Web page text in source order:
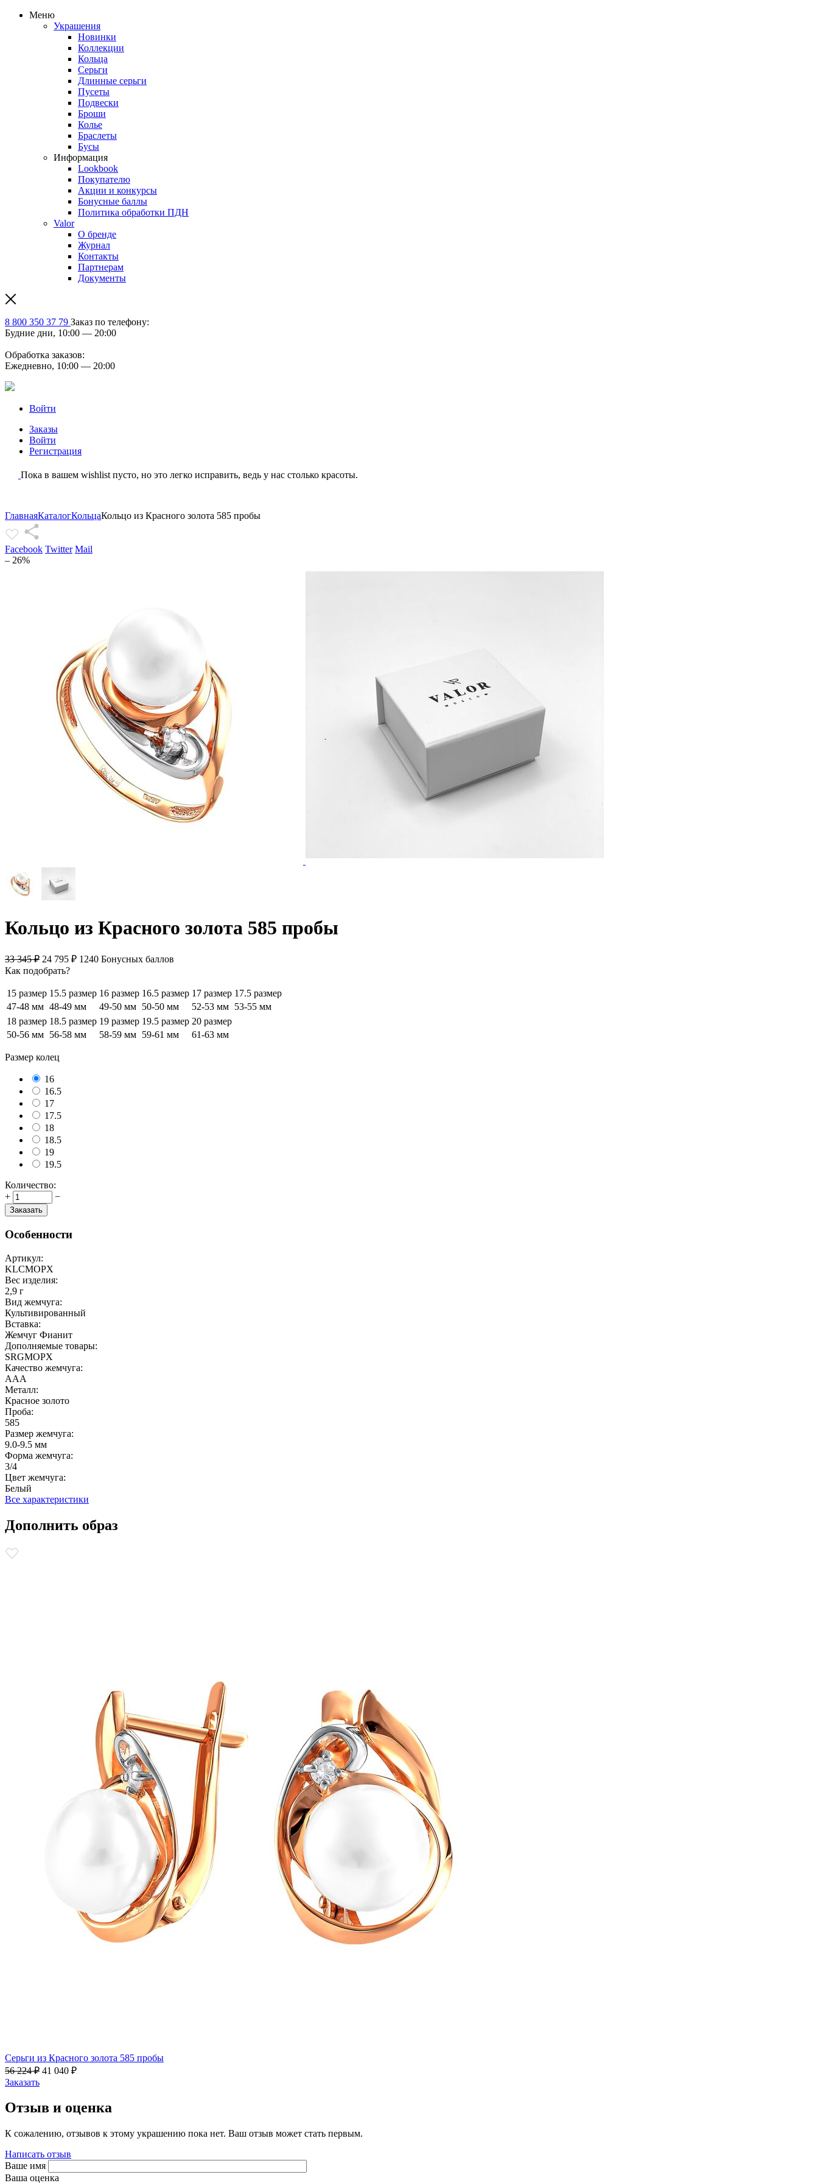
Меню
Украшения
Новинки
Коллекции
Кольца
Серьги
Длинные серьги
Пусеты
Подвески
Броши
Колье
Браслеты
Бусы
Информация
Lookbook
Покупателю
Акции и конкурсы
Бонусные баллы
Политика обработки ПДН
Valor
О бренде
Журнал
Контакты
Партнерам
Документы
8 800 350 37 79 Заказ по телефону:
Будние дни, 10:00 — 20:00
Обработка заказов:
Ежедневно, 10:00 — 20:00
Войти
Заказы
Войти
Регистрация
Пока в вашем wishlist пусто, но это легко исправить, ведь у нас столько красоты.
ГлавнаяКаталогКольцаКольцо из Красного золота 585 пробы
Facebook Twitter Mail
– 26%
Кольцо из Красного золота 585 пробы
33 345 ₽ 24 795 ₽ 1240 Бонусных баллов
Как подобрать?
15 размер 15.5 размер 16 размер 16.5 размер 17 размер 17.5 размер
47-48 мм 48-49 мм 49-50 мм 50-50 мм 52-53 мм 53-55 мм
18 размер 18.5 размер 19 размер 19.5 размер 20 размер
50-56 мм 56-58 мм 58-59 мм 59-61 мм 61-63 мм
Размер колец
16
16.5
17
17.5
18
18.5
19
19.5
Количество:
+
−
Заказать
Особенности
Артикул:
KLCMOPX
Вес изделия:
2,9 г
Вид жемчуга:
Культивированный
Вставка:
Жемчуг Фианит
Дополняемые товары:
SRGMOPX
Качество жемчуга:
ААА
Металл:
Красное золото
Проба:
585
Размер жемчуга:
9.0-9.5 мм
Форма жемчуга:
3/4
Цвет жемчуга:
Белый
Все характеристики
Дополнить образ
Серьги из Красного золота 585 пробы
56 224 ₽ 41 040 ₽
Заказать
Отзыв и оценка
К сожалению, отзывов к этому украшению пока нет. Ваш отзыв может стать первым.
Написать отзыв
Ваше имя
Ваша оценка